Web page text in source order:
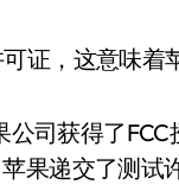
可证，这意味
司获得了
果递交了测